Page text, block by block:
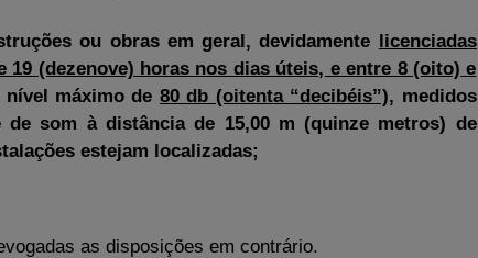
ou obras em geral, devidamente licenciadas
19 (dezenove) horas nos dias úteis, e entre 8 (oito) e
máximo de 80 db (oitenta “decibéis”), medidos
som à distância de 15,00 m (quinze metros) de
estejam localizadas;
as disposições em contrário.